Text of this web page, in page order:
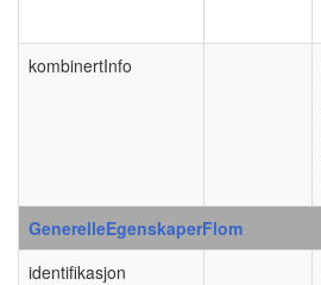
kombinertInfo
GenerelleEgenskaperFlom
identifikasjon